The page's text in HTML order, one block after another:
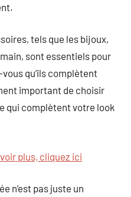
tels que les bijoux,
sont essentiels pour
qu’ils complètent
important de choisir
qui complètent votre look
plus, cliquez ici
n’est pas juste un